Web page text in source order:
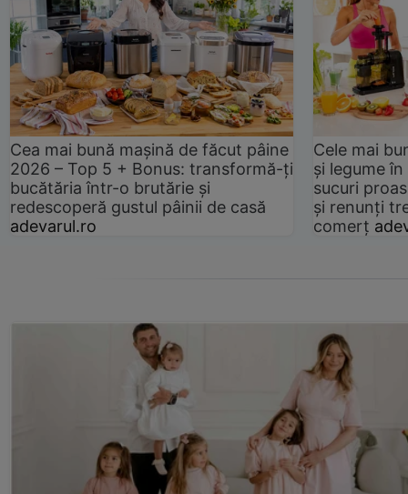
Cea mai bună mașină de făcut pâine
2026 – Top 5 + Bonus: transformă-ți
bucătăria într-o brutărie și
redescoperă gustul pâinii de casă
adevarul.ro
Cele mai
și legume
sucuri
și renunți
comerț